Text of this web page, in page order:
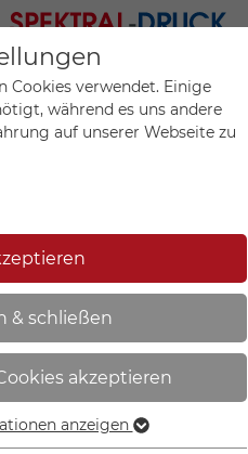
Mo.-Fr. 09:00-17:00
+49 (0)711 55 75 25
- Not
Text:
43.0663
Cookies verwendet. Einige
während es uns andere
auf unserer Webseite zu
& schließen
akzeptieren
anzeigen